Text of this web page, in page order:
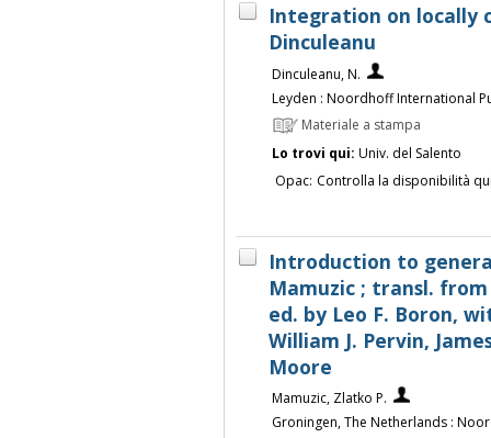
Integration on locally
Dinculeanu
Dinculeanu, N.
Leyden : Noordhoff International
Materiale a stampa
Lo trovi qui: Univ. del Salento
Opac: Controlla la disponibilità
Introduction to
Mamuzic ; transl.
ed. by Leo F. Boron,
William J. Pervin,
Moore
Mamuzic, Zlatko P.
Groningen, The Netherlands :